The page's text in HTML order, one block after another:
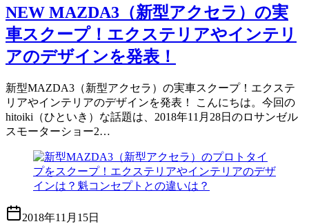
NEW MAZDA3（新型アクセラ）の実
車スクープ！エクステリアやインテリ
アのデザインを発表！
新型MAZDA3（新型アクセラ）の実車スクープ！エクステ
リアやインテリアのデザインを発表！ こんにちは。今回の
hitoiki（ひといき）な話題は、2018年11月28日のロサンゼル
スモーターショー2…
2018年11月15日